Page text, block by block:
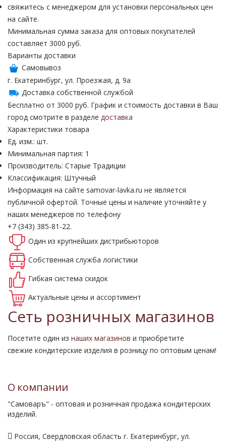
свяжитесь с менеджером для установки персональных цен
на сайте.
Минимальная сумма заказа для оптовых покупателей
составляет 3000 руб.
Варианты доставки
Самовывоз
г. Екатеринбург, ул. Проезжая, д. 9а
Доставка собственной службой
Бесплатно от 3000 руб. График и стоимость доставки в Ваш
город смотрите в разделе доставка
Характеристики товара
Ед. изм.: шт.
Минимальная партия: 1
Производитель: Старые Традиции
Классификация: Штучный
Информация на сайте samovar-lavka.ru не является
публичной офертой. Точные цены и наличие уточняйте у
наших менеджеров по телефону
+7 (343) 385-81-22.
Один из крупнейших дистрибьюторов
Собственная служба логистики
Гибкая система скидок
Актуальные цены и ассортимент
Сеть розничных магазинов
Посетите один из наших магазинов и приобретите
свежие кондитерские изделия в розницу по оптовым ценам!
О компании
"Самоваръ" - оптовая и розничная продажа кондитерских
изделий.
Россия, Свердловская область г. Екатеринбург, ул.